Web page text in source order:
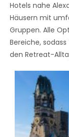
Hotels nahe
Häusern mit
Gruppen. Alle
Bereiche,
den Retreat-